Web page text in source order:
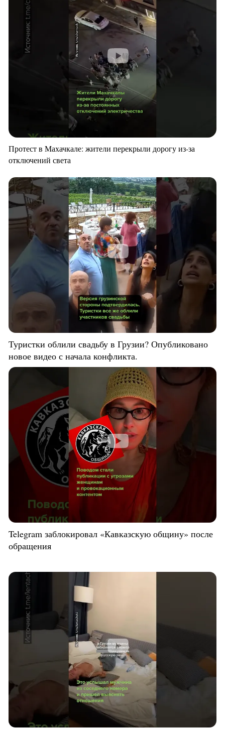
Протест в Махачкале: жители перекрыли дорогу из-за
отключений света
Туристки облили свадьбу в Грузии? Опубликовано
новое видео с начала конфликта.
Telegram заблокировал «Кавказскую общину» после
обращения